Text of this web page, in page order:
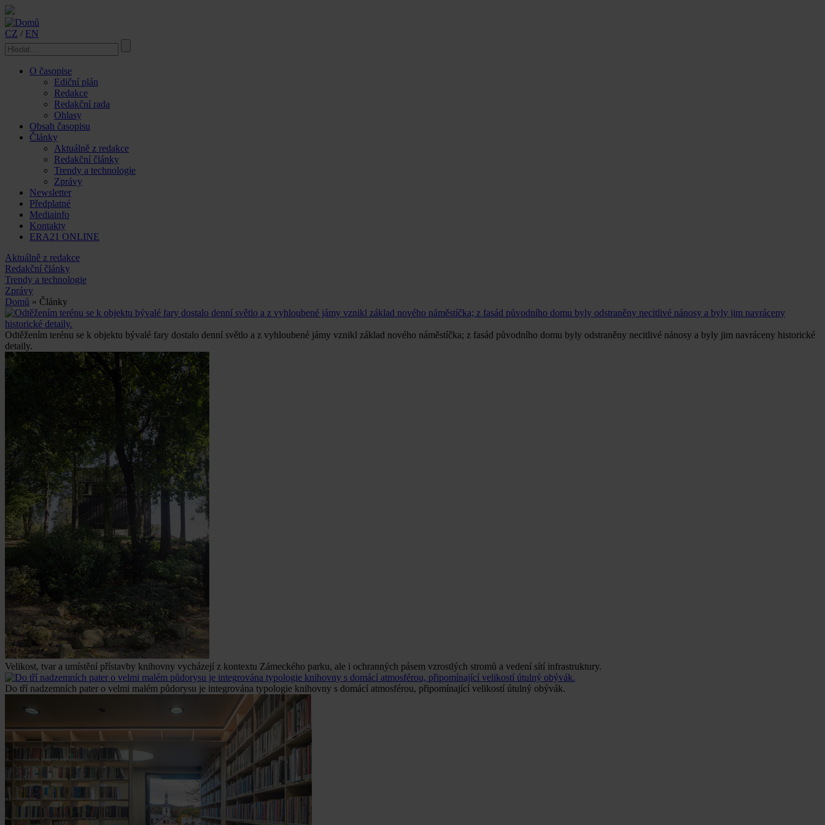
CZ / EN
O časopise
Ediční plán
Redakce
Redakční rada
Ohlasy
Obsah časopisu
Články
Aktuálně z redakce
Redakční články
Trendy a technologie
Zprávy
Newsletter
Předplatné
Mediainfo
Kontakty
ERA21 ONLINE
Aktuálně z redakce
Redakční články
Trendy a technologie
Zprávy
Domů » Články
Odtěžením terénu se k objektu bývalé fary dostalo denní světlo a z vyhloubené jámy vznikl základ nového náměstíčka; z fasád původního domu byly odstraněny necitlivé nánosy a byly jim navráceny historické
detaily.
Velikost, tvar a umístění přístavby knihovny vycházejí z kontextu Zámeckého parku, ale i ochranných pásem vzrostlých stromů a vedení sítí infrastruktury.
Do tří nadzemních pater o velmi malém půdorysu je integrována typologie knihovny s domácí atmosférou, připomínající velikostí útulný obývák.